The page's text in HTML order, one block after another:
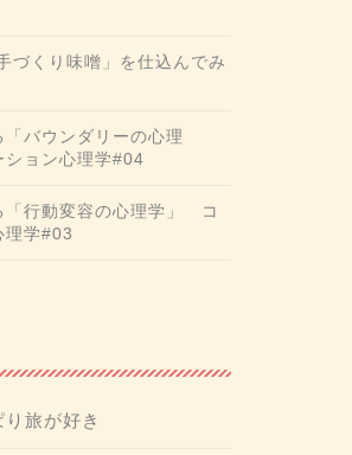
づくり味噌」を仕込んでみ
バウンダリーの心理
ョン心理学#04
「行動変容の心理学」 コ
理学#03
旅が好き